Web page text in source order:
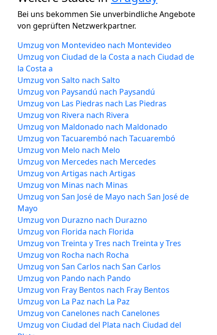
Bei uns bekommen Sie unverbindliche Angebote
von geprüften Netzwerkpartner.
Umzug von Montevideo nach Montevideo
Umzug von Ciudad de la Costa a nach Ciudad de
la Costa a
Umzug von Salto nach Salto
Umzug von Paysandú nach Paysandú
Umzug von Las Piedras nach Las Piedras
Umzug von Rivera nach Rivera
Umzug von Maldonado nach Maldonado
Umzug von Tacuarembó nach Tacuarembó
Umzug von Melo nach Melo
Umzug von Mercedes nach Mercedes
Umzug von Artigas nach Artigas
Umzug von Minas nach Minas
Umzug von San José de Mayo nach San José de
Mayo
Umzug von Durazno nach Durazno
Umzug von Florida nach Florida
Umzug von Treinta y Tres nach Treinta y Tres
Umzug von Rocha nach Rocha
Umzug von San Carlos nach San Carlos
Umzug von Pando nach Pando
Umzug von Fray Bentos nach Fray Bentos
Umzug von La Paz nach La Paz
Umzug von Canelones nach Canelones
Umzug von Ciudad del Plata nach Ciudad del